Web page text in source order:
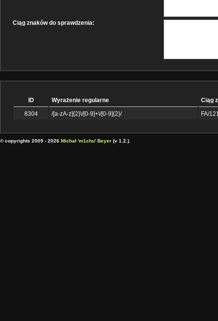
Ciąg znaków do sprawdzenia:
ID Wyrażenie regularne
Ciąg
8304
/[a-zA-z]{2}\/[0-9]+\/[0-9]{2}/ FA/
© copyrights 2009 - 2026 Michał 'm1chu' Beyer (v 1.2.).